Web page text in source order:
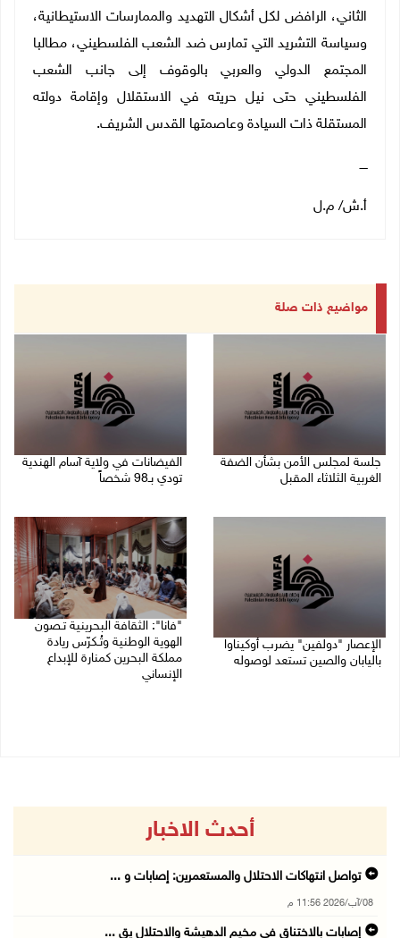
الثاني، الرافض لكل أشكال التهديد والممارسات الاستيطانية،
وسياسة التشريد التي تمارس ضد الشعب الفلسطيني، مطالبا
المجتمع الدولي والعربي بالوقوف إلى جانب الشعب
الفلسطيني حتى نيل حريته في الاستقلال وإقامة دولته
المستقلة ذات السيادة وعاصمتها القدس الشريف.
ــــ
أ.ش/ م.ل
مواضيع ذات صلة
جلسة لمجلس الأمن بشأن الضفة
الغربية الثلاثاء المقبل
الفيضانات في ولاية آسام الهندية
تودي بـ98 شخصاً
الإعصار "دولفين" يضرب أوكيناوا
باليابان والصين تستعد لوصوله
"فانا": الثقافة البحرينية تـصون
الهوية الوطنية وتُـكرّس ريادة
مملكة البحرين كمنارة للإبداع
الإنساني
أحدث الاخبار
تواصل انتهاكات الاحتلال والمستعمرين: إصابات و ...
08/آب/2026 11:56 م
إصابات بالاختناق في مخيم الدهيشة والاحتلال يق ...